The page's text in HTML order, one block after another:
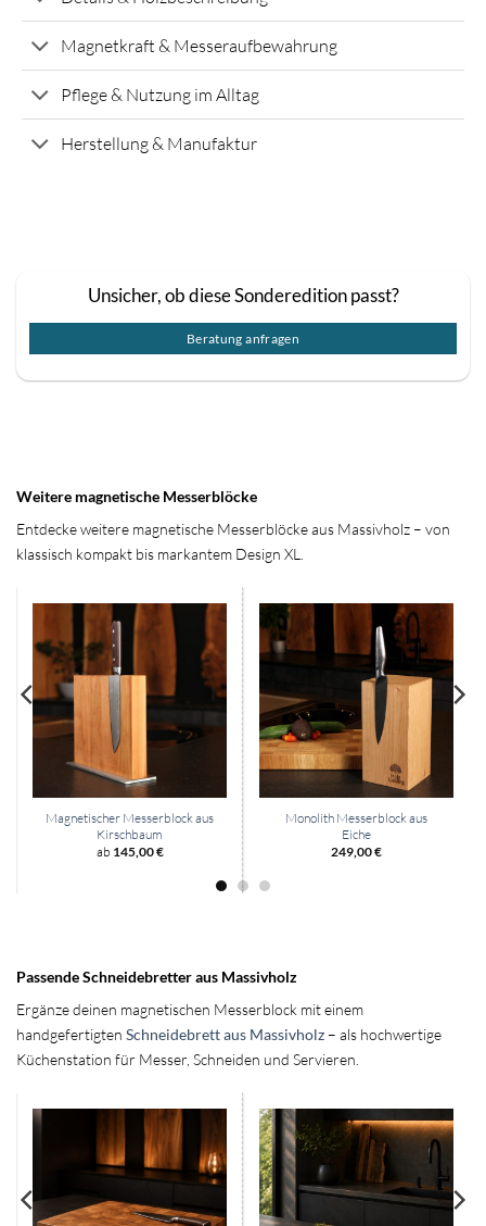
Magnetkraft & Messeraufbewahrung
Pflege & Nutzung im Alltag
Herstellung & Manufaktur
Unsicher, ob diese Sonderedition passt?
Beratung anfragen
Weitere magnetische Messerblöcke
Entdecke weitere magnetische Messerblöcke aus Massivholz – von
klassisch kompakt bis markantem Design XL.
Magnetischer Messerblock aus
Kirschbaum
ab 145,00€
Monolith Messerblock aus
Eiche
249,00€
Passende Schneidebretter aus Massivholz
Ergänze deinen magnetischen Messerblock mit einem
handgefertigten Schneidebrett aus Massivholz – als hochwertige
Küchenstation für Messer, Schneiden und Servieren.